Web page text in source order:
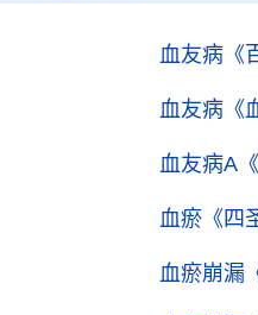
血友病 《
血友病 《
血友病A
血瘀 《四
血瘀崩漏